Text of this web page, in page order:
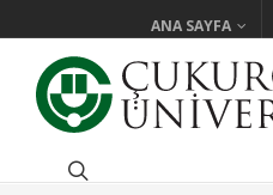
ANA SAYFA